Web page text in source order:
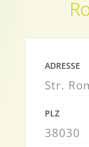
ADRESSE
Str.
PLZ
38030